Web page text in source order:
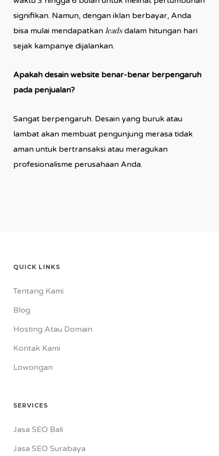
signifikan. Namun, dengan iklan berbayar, Anda
bisa mulai mendapatkan leadsdalam hitungan hari
sejak kampanye dijalankan.
Apakah desain website benar-benar berpengaruh
pada penjualan?
Sangat berpengaruh. Desain yang buruk atau
lambat akan membuat pengunjung merasa tidak
aman untuk bertransaksi atau meragukan
profesionalisme perusahaan Anda.
QUICK LINKS
Tentang Kami
Blog
Hosting Atau Domain
Kontak Kami
Lowongan
SERVICES
Jasa SEO Bali
Jasa SEO Surabaya